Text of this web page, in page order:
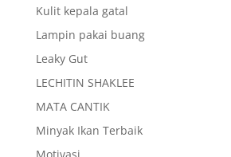
Kulit kepala gatal
Lampin pakai buang
Leaky Gut
LECHITIN SHAKLEE
MATA CANTIK
Minyak Ikan Terbaik